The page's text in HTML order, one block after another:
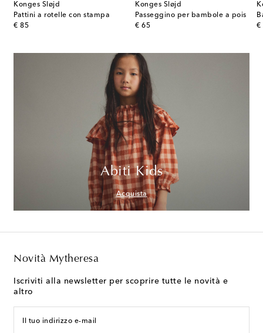
Konges Sløjd
Pattini a rotelle con stampa
€ 85
original price
Konges Sløjd
Passeggino per bambole a pois
€ 65
original price
€
Abiti Kids
Acquista
Novità Mytheresa
Iscriviti alla newsletter per scoprire tutte le novità e
altro
Il tuo indirizzo e-mail